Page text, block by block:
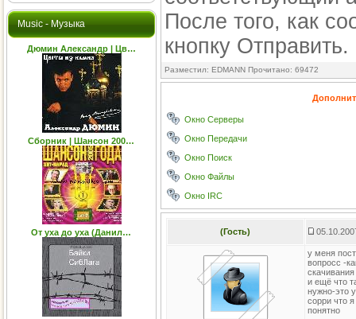
Music - Музыка
Дюмин Александр | Цв…
Cборник | Шансон 200…
От уха до уха (Данил…
После того, как
кнопку Отправить.
Разместил: EDMANN Прочитано: 69472
Окно Серверы
Окно Передачи
Окно Поиск
Окно Файлы
Окно IRC
(Гость)
у меня
вопросс -
скачивания
и ещё что
нужно-это
сорри что
понятно